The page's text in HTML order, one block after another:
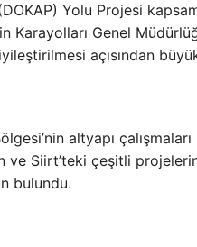
Yolu Projesi
Karayolları Genel
açısından
altyapı
ve Siirt’teki çeşitli
bulundu.